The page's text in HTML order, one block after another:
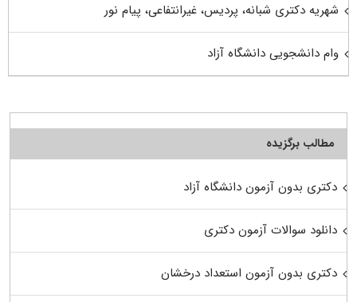
شهریه دکتری شبانه، پردیس، غیرانتفاعی، پیام نور
وام دانشجویی دانشگاه آزاد
مطالب برگزیده
دکتری بدون آزمون دانشگاه آزاد
دانلود سوالات آزمون دکتری
دکتری بدون آزمون استعداد درخشان